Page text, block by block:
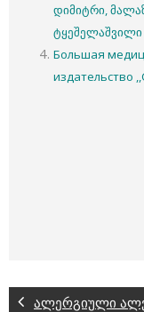
დიმიტრი,
ტყეშელაშვილი
Большая
издательство
ალერგიული